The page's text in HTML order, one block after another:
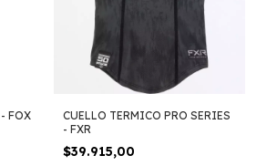
FOX
CUELLO TERMICO PRO SERIES
- FXR
$39.915,00